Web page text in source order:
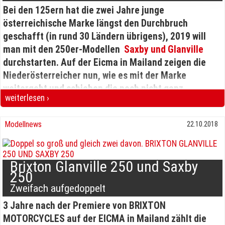
Bei den 125ern hat die zwei Jahre junge
österreichische Marke längst den Durchbruch
geschafft (in rund 30 Ländern übrigens), 2019 will
man mit den 250er-Modellen Saxby und Glanville
durchstarten. Auf der Eicma in Mailand zeigen die
Niederösterreicher nun, wie es mit der Marke
weitergeht und schieben die noch nicht ganz
serienmäßige Brixton BX 500 auf die Bühne. Dieses
präsentiert werden und kurz danach bereits zu
kaufen sein.
Wir haben allerdings schon jetzt ein paar Infos über
das kommende Halbliter-Motorrad erfahren.
es einen neuen, speziell für dieses Modell
entwickelten Reihen-Zweizylindermotor mit 486
Kubikzentimeter Hubraum, zwei obenliegenden
weiterlesen ›
BRIXTON BX 500 ANGRIFF AUF DIE A2-Klasse!
22.10.2018
Modellnews
Brixton Glanville 250 und Saxby
250
Zweifach aufgedoppelt
3 Jahre nach der Premiere von BRIXTON
MOTORCYCLES auf der EICMA in Mailand zählt die